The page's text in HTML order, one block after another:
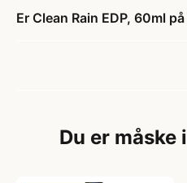
Er Clean Rain EDP, 60ml
Du er måske